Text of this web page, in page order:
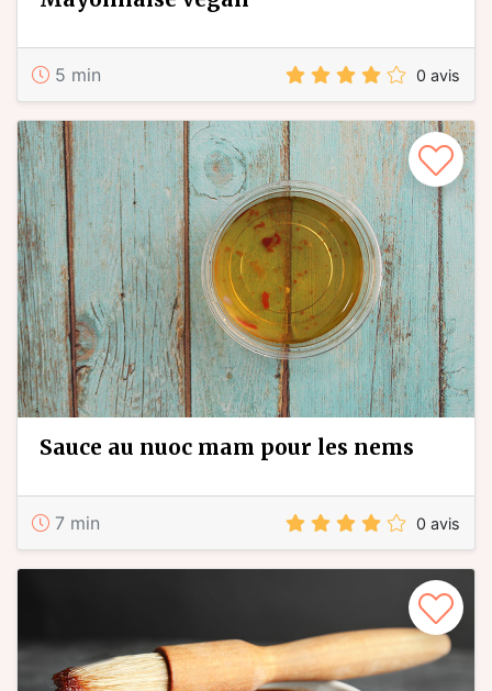
5 min 0 avis
sauce au nuoc mam pour les nems
7 min 0 avis